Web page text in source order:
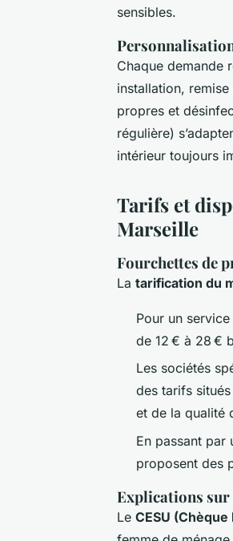
sensibles.
Chaque demande
installation,
propres et
régulière)
intérieur toujours
Tarifs et
Marseille
Fourchettes de
La tarification du
Pour un
de 12 € à 28 €
Les sociétés
des tarifs
et de la qualité
En passant
proposent des
Explications sur
Le CESU